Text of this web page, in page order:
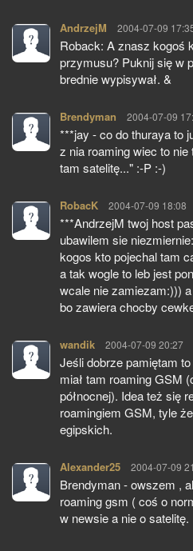
AndrzejM pisze:
2004-07-09
Roback: A znasz kogoś
przymusu? Puknij się w
brednie wypisywał. &
Brendyman pisze:
2004-07-09
***jay - co do thuraya to
z nia roaming wiec to
tam satelitę..." :-P :-)
RobacK pisze:
2004-07-09 18:08
***AndrzejM twoj host
ubawilem sie
kogos kto pojechal tam
a tak wogle to leb jest
wcale nie zamiezam:)))
bo zawiera chocby
wandik pisze:
2004-07-09 20:27
Jeśli dobrze pamiętam
miał tam roaming GSM
północnej). Idea też się
roamingiem GSM, tyle
egipskich.
Alexander25 pisze:
2004-07-09
Brendyman - owszem ,
roaming gsm ( coś o
w newsie a nie o satelitę.